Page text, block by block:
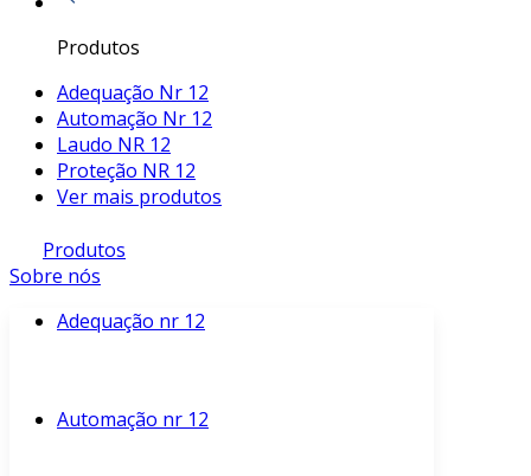
Produtos
Adequação Nr 12
Automação Nr 12
Laudo NR 12
Proteção NR 12
Ver mais produtos
Produtos
Sobre nós
Adequação nr 12
Automação nr 12